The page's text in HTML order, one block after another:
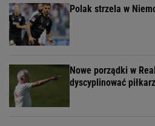
Polak strzela w
Nowe porządki w
dyscyplinować